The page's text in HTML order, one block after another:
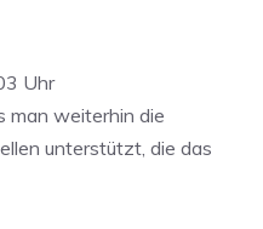
Uhr
man weiterhin die
unterstützt, die das